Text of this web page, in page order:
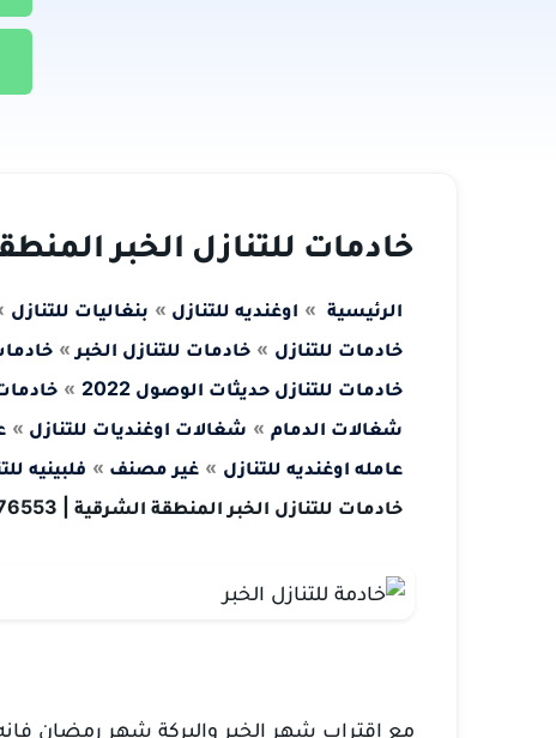
خادمات للتنازل الخبر المنطقة
الرئيسية اوغنديه للتنازل بنغاليات للتنازل
خادمات للتنازل
خادمات للتنازل الخبر
خادمات للتنازل حديثات الوصول 2022
شغالات الدمام
شغالات اوغنديات للتنازل
عامله اوغنديه للتنازل
غير مصنف فلبينيه
خادمات للتنازل الخبر المنطقة الشرقية | 0533376553
مع اقتراب شهر الخير والبركة شهر رمضان